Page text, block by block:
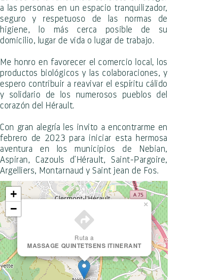
a las personas en un espacio tranquilizador,
seguro y respetuoso de las normas de
higiene, lo más cerca posible de su
domicilio, lugar de vida o lugar de trabajo.
Me honro en favorecer el comercio local, los
productos biológicos y las colaboraciones, y
espero contribuir a reavivar el espíritu cálido
y solidario de los numerosos pueblos del
corazón del Hérault.
Con gran alegría les invito a encontrarme en
febrero de 2023 para iniciar esta hermosa
aventura en los municipios de Nebian,
Aspiran, Cazouls d'Hérault, Saint-Pargoire,
Argelliers, Montarnaud y Saint jean de Fos.
Ruta a
MASSAGE QUINTETSENS ITINERANT
×
+
−